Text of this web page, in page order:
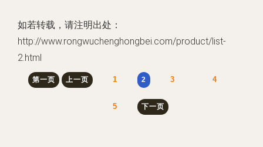
如若转载，请注明出处：
http://www.rongwuchenghongbei.com/product/list-
2.html
第一页 上一页 1 2 3 4
5 下一页